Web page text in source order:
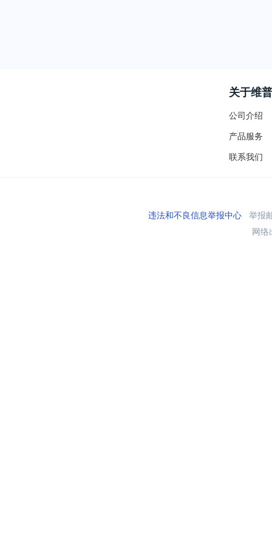
关于维普
公司介绍
产品服务
联系我们
违法和不良信息举报中心举报
网